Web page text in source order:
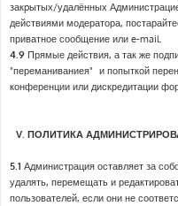
закpытых/удалённых
действиями модератора,
приватное сообщение или e-mail.
4.9 Прямые действия, а так же
"переманиваниея" и попыткой
конференции или дискредитации
V. ПОЛИТИКА
5.1 Администрация оставляет за
удалять, перемещать и
пользователей, если они не